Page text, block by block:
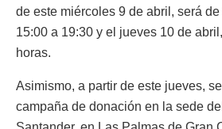
de este miércoles 9 de abril, será
15:00 a 19:30 y el jueves 10 de
horas.
Asimismo, a partir de este jueves,
campaña de donación en la sede